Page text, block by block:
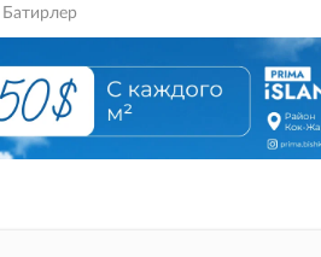
Батирлер